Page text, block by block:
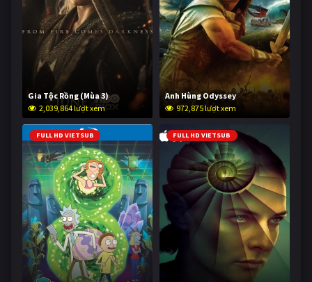
Gia Tộc Rồng (Mùa 3)
2,039,864 lượt xem
Anh Hùng Odyssey
972,875 lượt xem
FULL HD VIETSUB FULL HD VIETSUB